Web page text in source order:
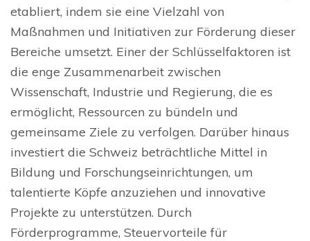
etabliert, indem sie eine Vielzahl von
Maßnahmen und Initiativen zur Förderung dieser
Bereiche umsetzt. Einer der Schlüsselfaktoren ist
die enge Zusammenarbeit zwischen
Wissenschaft, Industrie und Regierung, die es
ermöglicht, Ressourcen zu bündeln und
gemeinsame Ziele zu verfolgen. Darüber hinaus
investiert die Schweiz beträchtliche Mittel in
Bildung und Forschungseinrichtungen, um
talentierte Köpfe anzuziehen und innovative
Projekte zu unterstützen. Durch
Förderprogramme, Steuervorteile für